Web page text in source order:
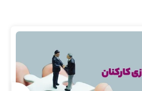
دارید، می‌توانید انتخاب
را بدانید، آیا اجازه می‌دهید
کند تا زمانی که ضعیف
ارزش را بیرون از خودتان
احساس ناامیدی کنید؟ یا